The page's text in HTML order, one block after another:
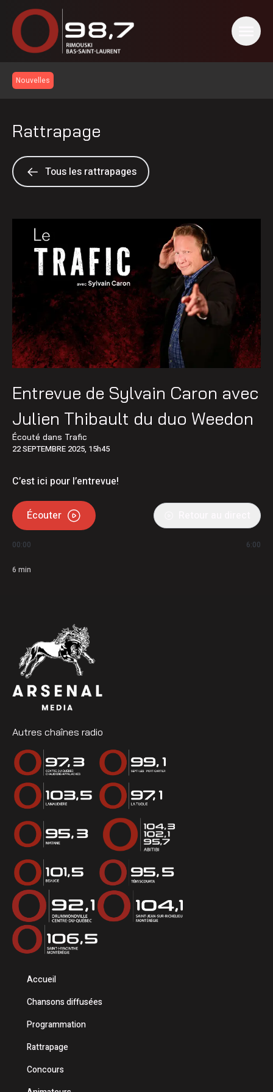
Nouvelles
Rattrapage
Tous les rattrapages
Entrevue de Sylvain Caron avec
Julien Thibault du duo Weedon
Écouté dans Trafic
22 SEPTEMBRE 2025, 15h45
C’est ici pour l’entrevue!
Écouter
00:00 6:00
6 min
Autres chaînes radio
Accueil
Chansons diffusées
Programmation
Rattrapage
Concours